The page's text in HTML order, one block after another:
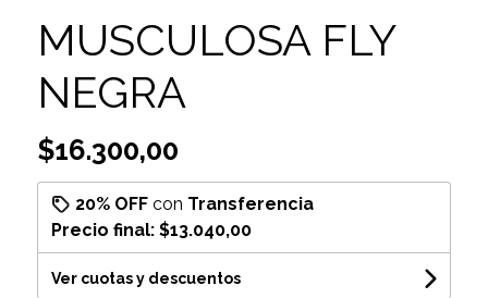
MUSCULOSA FLY
NEGRA
$16.300,00
20% OFFcon Transferencia
Precio final: $13.040,00
Ver cuotas y descuentos